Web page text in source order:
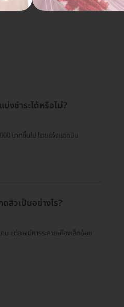
งชำระได้หรือไม่?
บาทขึ้นไป โดยแจ้งแอดมิน
สิวเป็นอย่างไร?
น แต่อาจมีการระคายเคืองเล็กน้อย